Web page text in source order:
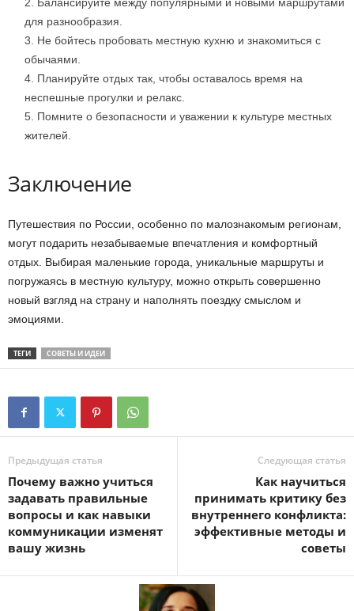
для разнообразия.
Не бойтесь пробовать местную кухню и знакомиться с
обычаями.
Планируйте отдых так, чтобы оставалось время на
неспешные прогулки и релакс.
Помните о безопасности и уважении к культуре местных
жителей.
Заключение
Путешествия по России, особенно по малознакомым регионам,
могут подарить незабываемые впечатления и комфортный
отдых. Выбирая маленькие города, уникальные маршруты и
погружаясь в местную культуру, можно открыть совершенно
новый взгляд на страну и наполнять поездку смыслом и
эмоциями.
ТЕГИ СОВЕТЫ И ИДЕИ
Предыдущая статья
Почему важно учиться
задавать правильные
вопросы и как навыки
коммуникации изменят
вашу жизнь
Следующая статья
Как научиться
принимать критику без
внутреннего конфликта:
эффективные методы и
советы